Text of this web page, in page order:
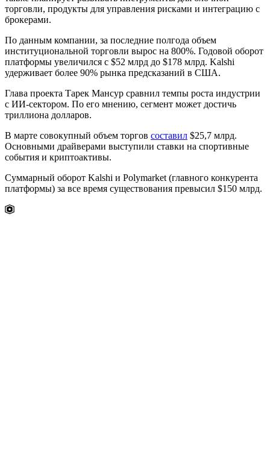
торговли, продукты для управления рисками и интеграцию с
брокерами.
По данным компании, за последние полгода объем
институциональной торговли вырос на 800%. Годовой оборот
платформы увеличился с $52 млрд до $178 млрд. Kalshi
удерживает более 90% рынка предсказаний в США.
Глава проекта Тарек Мансур сравнил темпы роста индустрии
с ИИ-сектором. По его мнению, сегмент может достичь
триллиона долларов.
В марте совокупный объем торгов составил $25,7 млрд.
Основными драйверами выступили ставки на спортивные
события и криптоактивы.
Суммарный оборот Kalshi и Polymarket (главного конкурента
платформы) за все время существования превысил $150 млрд.